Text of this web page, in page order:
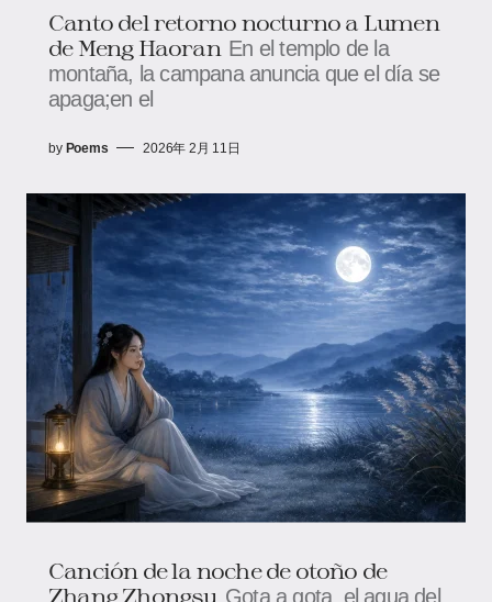
Canto del retorno nocturno a Lumen
de Meng Haoran En el templo de la
montaña, la campana anuncia que el día se
apaga;en el
by Poems 2026年 2月 11日
Canción de la noche de otoño de
Zhang Zhongsu Gota a gota, el agua del